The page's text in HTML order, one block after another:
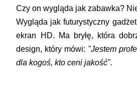
Czy on wygląda jak zabawka?
Wygląda jak futurystyczny
ekran HD. Ma bryłę, która
design, który mówi: "Jestem
dla kogoś, kto ceni jakość".